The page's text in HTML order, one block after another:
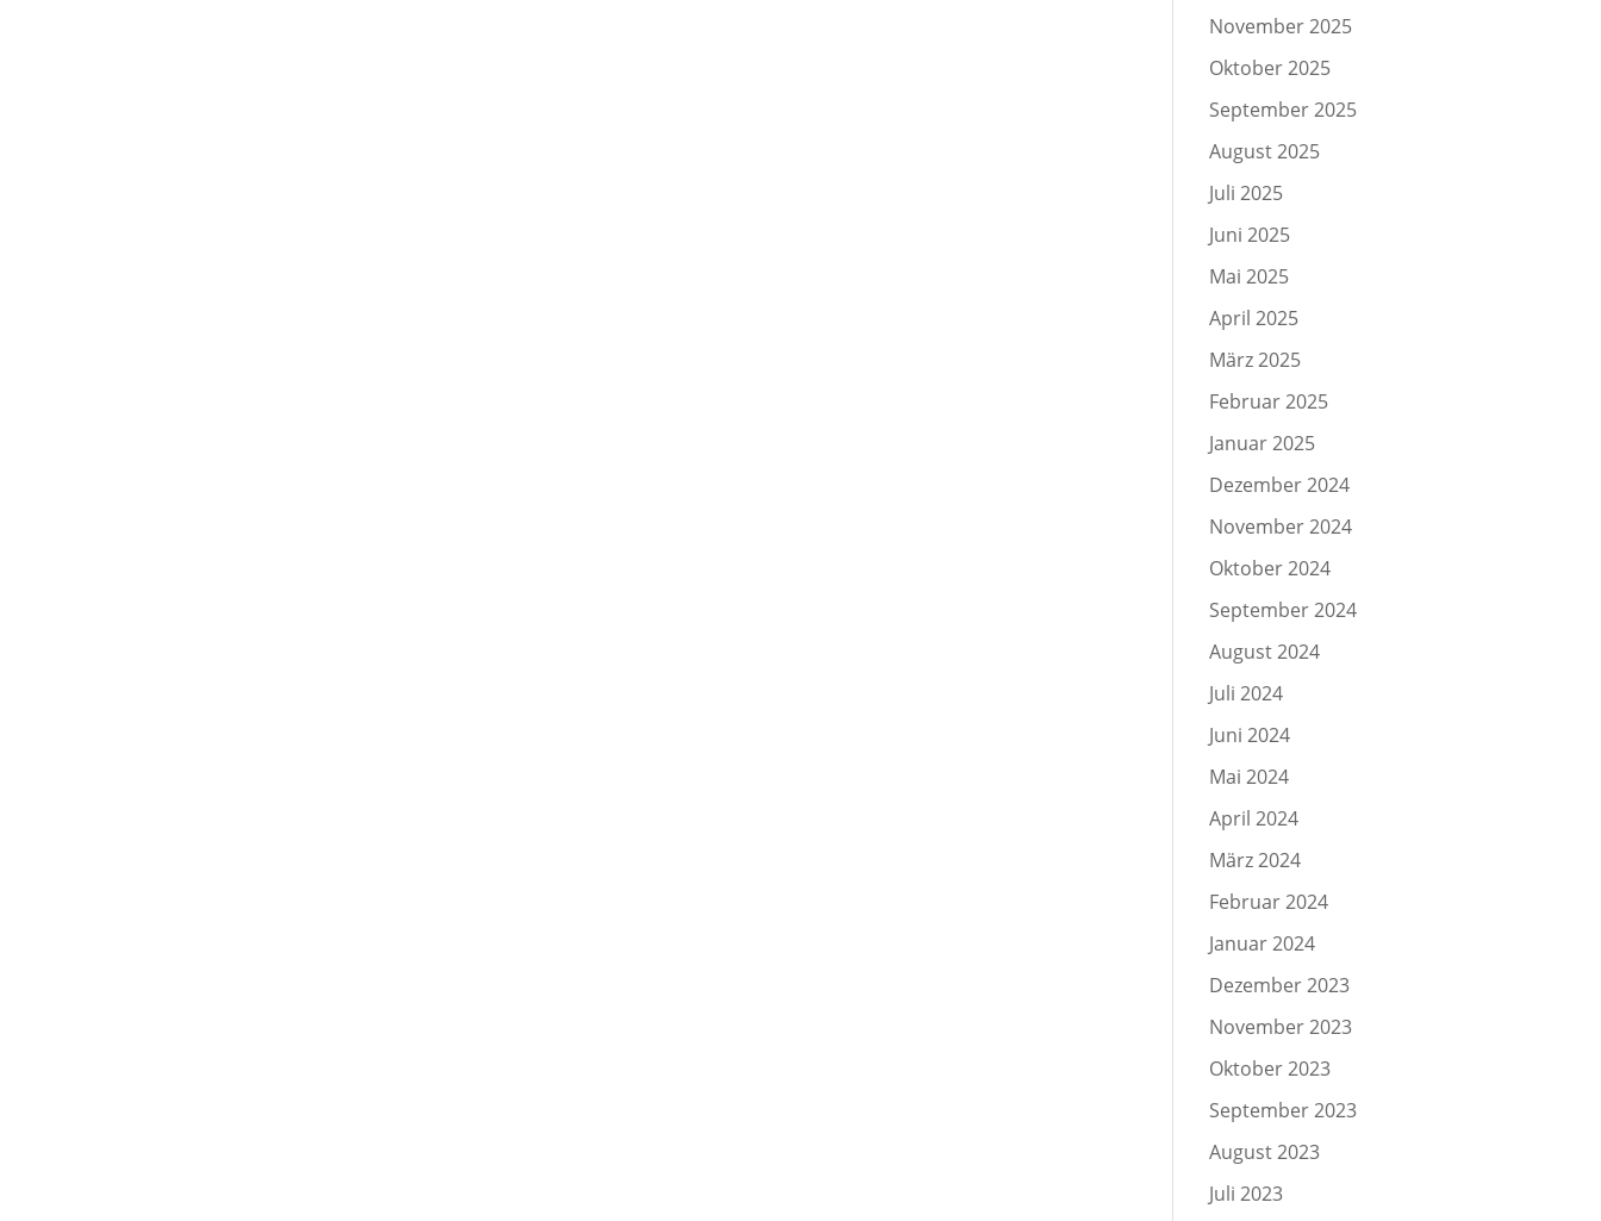
November 2025
Oktober 2025
September 2025
August 2025
Juli 2025
Juni 2025
Mai 2025
April 2025
März 2025
Februar 2025
Januar 2025
Dezember 2024
November 2024
Oktober 2024
September 2024
August 2024
Juli 2024
Juni 2024
Mai 2024
April 2024
März 2024
Februar 2024
Januar 2024
Dezember 2023
November 2023
Oktober 2023
September 2023
August 2023
Juli 2023